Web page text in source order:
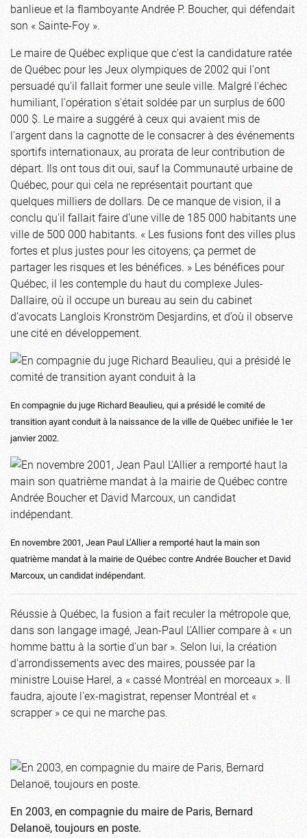
banlieue et la flamboyante Andrée P. Boucher, qui défendait
son « Sainte-Foy ».
Le maire de Québec explique que c'est la candidature ratée
de Québec pour les Jeux olympiques de 2002 qui l'ont
persuadé qu'il fallait former une seule ville. Malgré l'échec
humiliant, l'opération s'était soldée par un surplus de 600
000 $. Le maire a suggéré à ceux qui avaient mis de
l'argent dans la cagnotte de le consacrer à des événements
sportifs internationaux, au prorata de leur contribution de
départ. Ils ont tous dit oui, sauf la Communauté urbaine de
Québec, pour qui cela ne représentait pourtant que
quelques milliers de dollars. De ce manque de vision, il a
conclu qu'il fallait faire d'une ville de 185 000 habitants une
ville de 500 000 habitants. « Les fusions font des villes plus
fortes et plus justes pour les citoyens; ça permet de
partager les risques et les bénéfices. » Les bénéfices pour
Québec, il les contemple du haut du complexe Jules-
Dallaire, où il occupe un bureau au sein du cabinet
d’avocats Langlois Kronström Desjardins, et d’où il observe
une cité en développement.
En compagnie du juge Richard Beaulieu, qui a présidé le comité de
transition ayant conduit à la naissance de la ville de Québec unifiée le 1er
janvier 2002.
En novembre 2001, Jean Paul L’Allier a remporté haut la main son
quatrième mandat à la mairie de Québec contre Andrée Boucher et David
Marcoux, un candidat indépendant.
Réussie à Québec, la fusion a fait reculer la métropole que,
dans son langage imagé, Jean-Paul L'Allier compare à « un
homme battu à la sortie d'un bar ». Selon lui, la création
d'arrondissements avec des maires, poussée par la
ministre Louise Harel, a « cassé Montréal en morceaux ». Il
faudra, ajoute l'ex-magistrat, repenser Montréal et «
scrapper » ce qui ne marche pas.
En 2003, en compagnie du maire de Paris, Bernard
Delanoë, toujours en poste.